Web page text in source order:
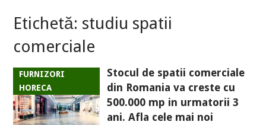
Etichetă: studiu spatii
comerciale
FURNIZORI
HORECA
Stocul de spatii comerciale
din Romania va creste cu
500.000 mp in urmatorii 3
ani. Afla cele mai noi